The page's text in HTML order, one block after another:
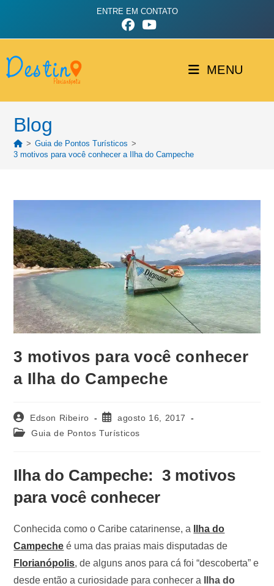
ENTRE EM CONTATO
MENU
Blog
> Guia de Pontos Turísticos >
3 motivos para você conhecer a Ilha do Campeche
3 motivos para você conhecer
a Ilha do Campeche
Edson Ribeiro
agosto 16, 2017
Guia de Pontos Turísticos
Ilha do Campeche:3 motivos
para você conhecer
Conhecida como o Caribe catarinense, a
Ilha do
Campeche é uma das praias mais disputadas de
Florianópolis, de alguns anos para cá foi “descoberta” e
desde então a curiosidade para conhecer a
Ilha do